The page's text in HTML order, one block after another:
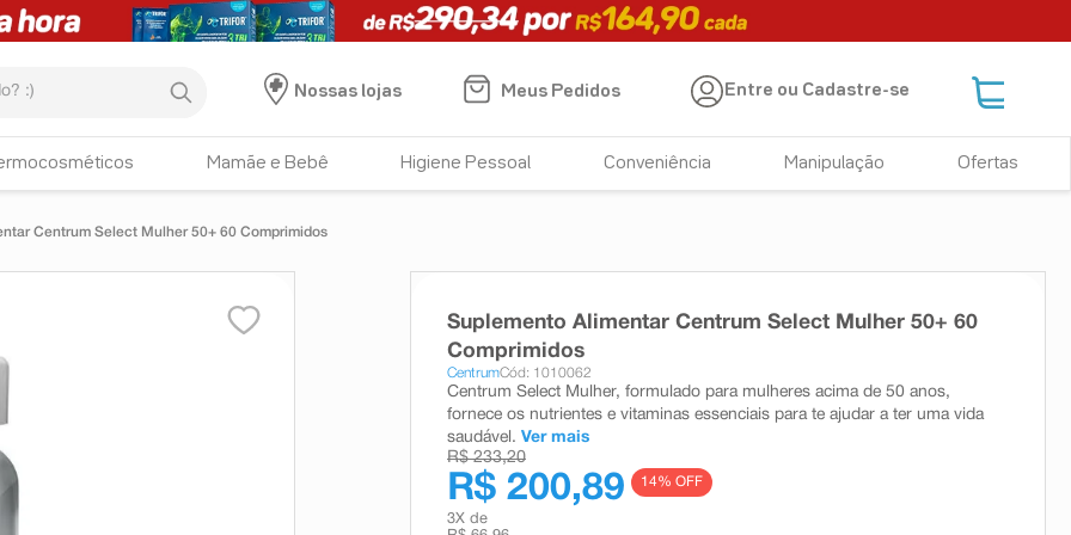
Nossas lojas
Meus Pedidos Entre ou Cadastre-se
Mamãe e Bebê Higiene Pessoal Conveniência Manipulação Ofertas
Centrum Select Mulher 50+ 60 Comprimidos
Suplemento Alimentar Centrum Select Mulher 50+ 60
Comprimidos
CentrumCód: 1010062
Centrum Select Mulher, formulado para mulheres acima de 50 anos,
fornece os nutrientes e vitaminas essenciais para te ajudar a ter uma vida
saudável. Ver mais
R$ 233,20
R$ 200,89 14% OFF
3X de